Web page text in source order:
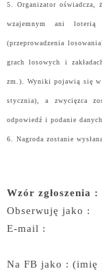
5. Organizator oświadcza,
wzajemnym ani
(przeprowadzenia
grach losowych i
zm.).Wyniki pojawią się
stycznia), a zwycięzca
odpowiedź i podanie
6. Nagroda zostanie
Wzór zgłoszenia :
Obserwuję jako :
E-mail :
Na FB jako : (imię